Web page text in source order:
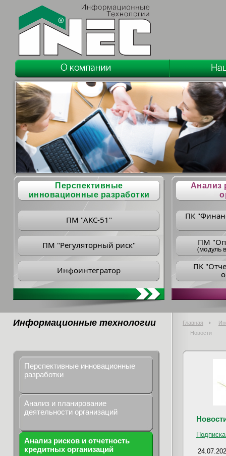
Перспективные
инновационные разработки
ПМ "АКС-51"
ПМ "Регуляторный риск"
Инфоинтегратор
Анализ
ПК
ПM
(модуль
ПK
Информационные технологии Главная
Новости
Перспективные инновационные
разработки
Анализ и планирование
деятельности организаций
Анализ рисков и отчетность
кредитных организаций